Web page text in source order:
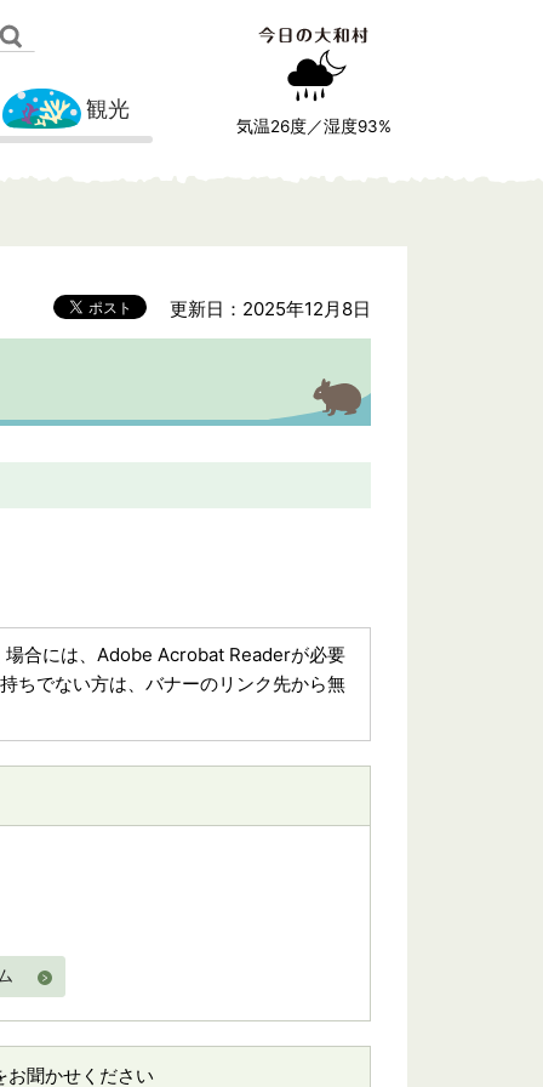
観光
気温26度／湿度93%
更新日：2025年12月8日
合には、Adobe Acrobat Readerが必要
ちでない方は、バナーのリンク先から無
お聞かせください